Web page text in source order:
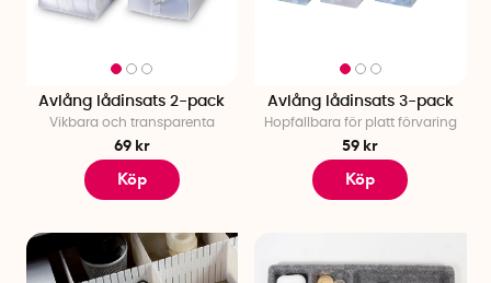
Avlång lådinsats 2-pack
Vikbara och transparenta
69 kr
Köp
Avlång lådinsats 3-pack
Hopfällbara för platt förvaring
59 kr
Köp